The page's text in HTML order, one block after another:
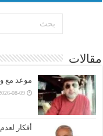
مقالات
موعد مع
08-09
أفكار